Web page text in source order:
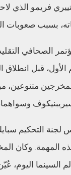
بسبب صعوبات
الصحافي
قبل انطلاق
متنوعين، من
وسواهما، على أن
لجنة التحكيم
هذه المهمة. وكان
اليوم، عُيّن